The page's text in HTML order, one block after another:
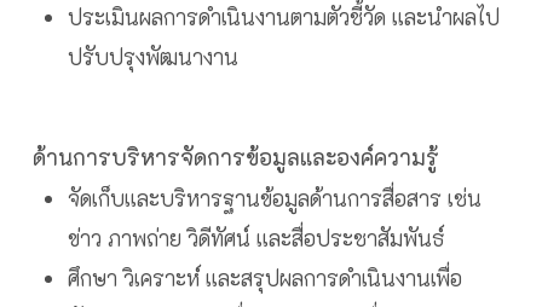
ประเมินผลการดำเนินงานตามตัวชี้วัด และนำผลไป
ปรับปรุงพัฒนางาน
ด้านการบริหารจัดการข้อมูลและองค์ความรู้
จัดเก็บและบริหารฐานข้อมูลด้านการสื่อสาร เช่น
ข่าว ภาพถ่าย วิดีทัศน์ และสื่อประชาสัมพันธ์
ศึกษา วิเคราะห์ และสรุปผลการดำเนินงานเพื่อ